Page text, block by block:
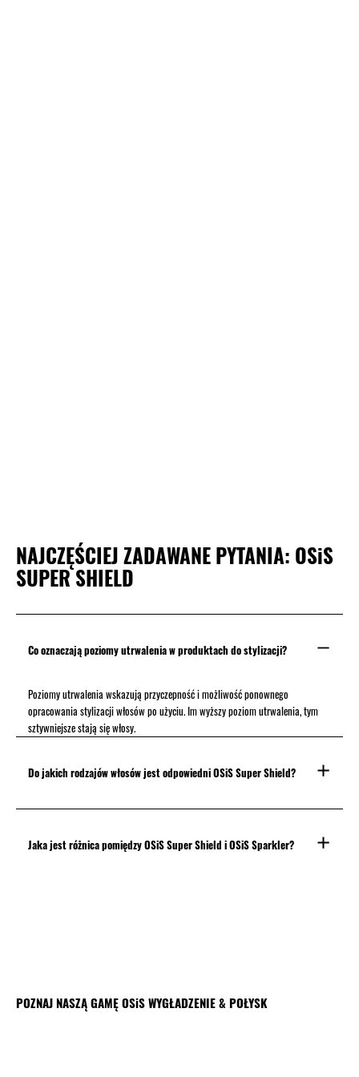
NAJCZĘŚCIEJ ZADAWANE PYTANIA: OSiS
SUPER SHIELD
Co oznaczają poziomy utrwalenia w produktach do stylizacji?
Poziomy utrwalenia wskazują przyczepność i możliwość ponownego
opracowania stylizacji włosów po użyciu. Im wyższy poziom utrwalenia, tym
sztywniejsze stają się włosy.
Do jakich rodzajów włosów jest odpowiedni OSiS Super Shield?
Jaka jest różnica pomiędzy OSiS Super Shield i OSiS Sparkler?
POZNAJ NASZĄ GAMĘ OSiS WYGŁADZENIE & POŁYSK